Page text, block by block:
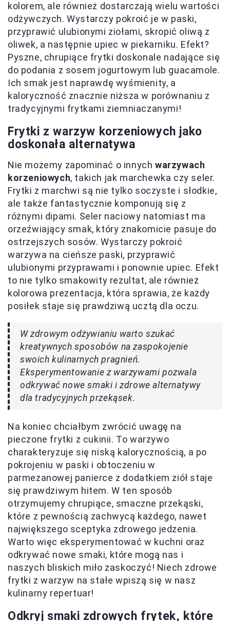
kolorem, ale również dostarczają wielu wartości
odżywczych. Wystarczy pokroić je w paski,
przyprawić ulubionymi ziołami, skropić oliwą z
oliwek, a następnie upiec w piekarniku. Efekt?
Pyszne, chrupiące frytki doskonale nadające się
do podania z sosem jogurtowym lub guacamole.
Ich smak jest naprawdę wyśmienity, a
kaloryczność znacznie niższa w porównaniu z
tradycyjnymi frytkami ziemniaczanymi!
Frytki z warzyw korzeniowych jako
doskonała alternatywa
Nie możemy zapominać o innych warzywach
korzeniowych, takich jak marchewka czy seler.
Frytki z marchwi są nie tylko soczyste i słodkie,
ale także fantastycznie komponują się z
różnymi dipami. Seler naciowy natomiast ma
orzeźwiający smak, który znakomicie pasuje do
ostrzejszych sosów. Wystarczy pokroić
warzywa na cieńsze paski, przyprawić
ulubionymi przyprawami i ponownie upiec. Efekt
to nie tylko smakowity rezultat, ale również
kolorowa prezentacja, która sprawia, że każdy
posiłek staje się prawdziwą ucztą dla oczu.
W zdrowym odżywianiu warto szukać
kreatywnych sposobów na zaspokojenie
swoich kulinarnych pragnień.
Eksperymentowanie z warzywami pozwala
odkrywać nowe smaki i zdrowe alternatywy
dla tradycyjnych przekąsek.
Na koniec chciałbym zwrócić uwagę na
pieczone frytki z cukinii. To warzywo
charakteryzuje się niską kalorycznością, a po
pokrojeniu w paski i obtoczeniu w
parmezanowej panierce z dodatkiem ziół staje
się prawdziwym hitem. W ten sposób
otrzymujemy chrupiące, smaczne przekąski,
które z pewnością zachwycą każdego, nawet
największego sceptyka zdrowego jedzenia.
Warto więc eksperymentować w kuchni oraz
odkrywać nowe smaki, które mogą nas i
naszych bliskich miło zaskoczyć! Niech zdrowe
frytki z warzyw na stałe wpiszą się w nasz
kulinarny repertuar!
Odkryj smaki zdrowych frytek, które